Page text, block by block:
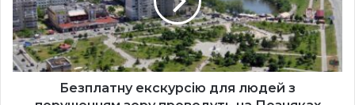
з
порушенням
зору
проведуть
на
Безплатну екскурсію для людей з